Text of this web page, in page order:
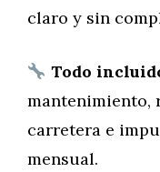
claro y sin
Todo
mantenimiento,
carretera e
mensual.